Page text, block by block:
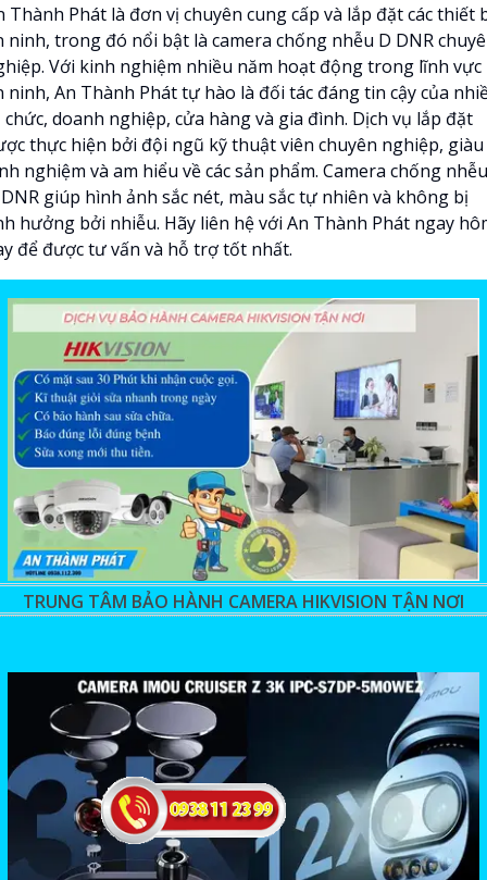
Thành Phát là đơn vị chuyên cung cấp và lắp đặt các thiết
ninh, trong đó nổi bật là camera chống nhễu D DNR
Với kinh nghiệm nhiều năm hoạt động trong lĩnh vực
ninh, An Thành Phát tự hào là đối tác đáng tin cậy của
doanh nghiệp, cửa hàng và gia đình. Dịch vụ lắp đặt
thực hiện bởi đội ngũ kỹ thuật viên chuyên nghiệp, giàu
nghiệm và am hiểu về các sản phẩm. Camera chống nhễu
giúp hình ảnh sắc nét, màu sắc tự nhiên và không bị
hưởng bởi nhiễu. Hãy liên hệ với An Thành Phát ngay
để được tư vấn và hỗ trợ tốt nhất.
TRUNG TÂM BẢO HÀNH CAMERA HIKVISION TẬN NƠI